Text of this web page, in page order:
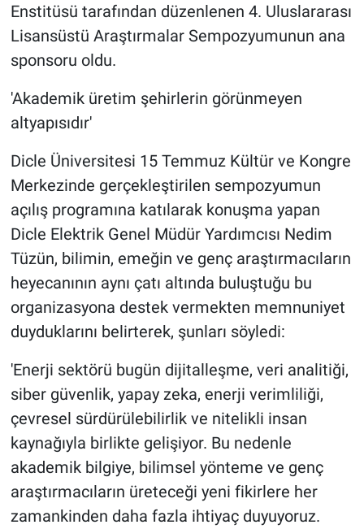
Enstitüsü tarafından düzenlenen 4. Uluslararası
Lisansüstü Araştırmalar Sempozyumunun ana
sponsoru oldu.
'Akademik üretim şehirlerin görünmeyen
altyapısıdır'
Dicle Üniversitesi 15 Temmuz Kültür ve Kongre
Merkezinde gerçekleştirilen sempozyumun
açılış programına katılarak konuşma yapan
Dicle Elektrik Genel Müdür Yardımcısı Nedim
Tüzün, bilimin, emeğin ve genç araştırmacıların
heyecanının aynı çatı altında buluştuğu bu
organizasyona destek vermekten memnuniyet
duyduklarını belirterek, şunları söyledi:
'Enerji sektörü bugün dijitalleşme, veri analitiği,
siber güvenlik, yapay zeka, enerji verimliliği,
çevresel sürdürülebilirlik ve nitelikli insan
kaynağıyla birlikte gelişiyor. Bu nedenle
akademik bilgiye, bilimsel yönteme ve genç
araştırmacıların üreteceği yeni fikirlere her
zamankinden daha fazla ihtiyaç duyuyoruz.